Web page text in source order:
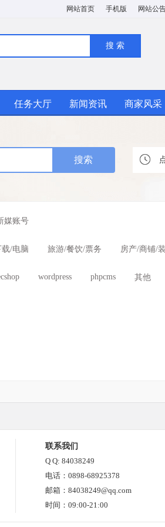
网站首页 手机版 网站公
任务大厅 新闻资讯 商家风采
媒账号
/电脑 旅游/餐饮/票务 房产/商铺/
wordpress phpcms 其他
联系我们
Q Q: 84038249
电话：0898-68925378
邮箱：84038249@qq.com
时间：09:00-21:00